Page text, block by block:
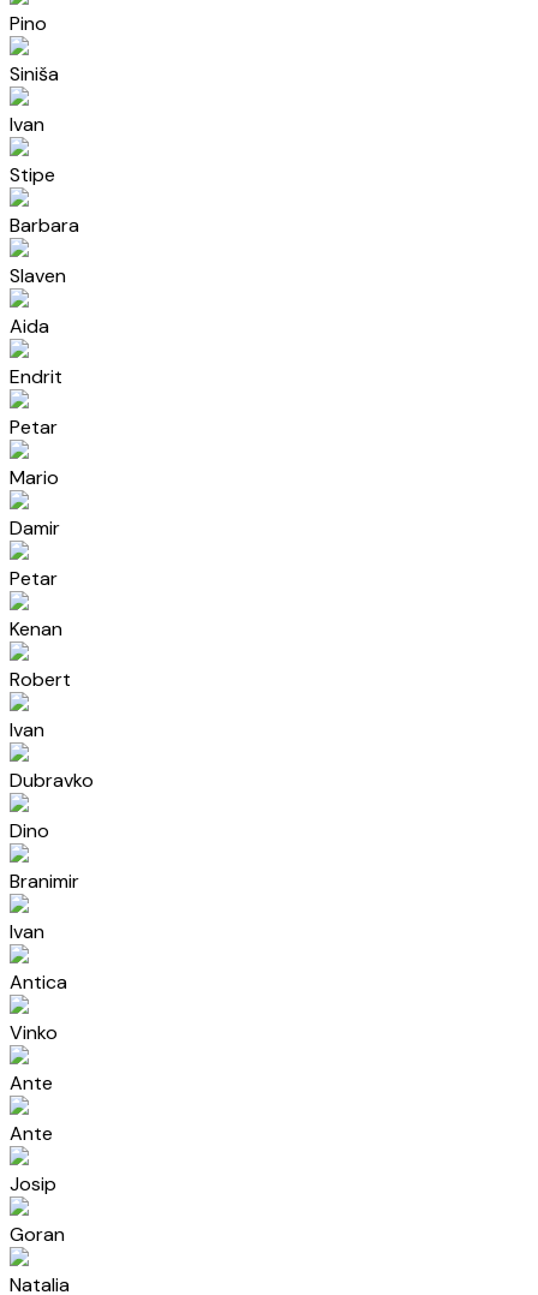
Pino
Siniša
Ivan
Stipe
Barbara
Slaven
Aida
Endrit
Petar
Mario
Damir
Petar
Kenan
Robert
Ivan
Dubravko
Dino
Branimir
Ivan
Antica
Vinko
Ante
Ante
Josip
Goran
Natalia